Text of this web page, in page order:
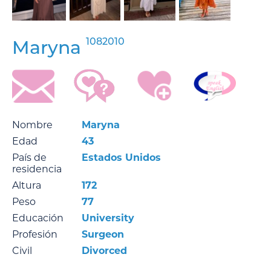
Maryna 1082010
Nombre
Maryna
Edad
43
País de
residencia
Estados Unidos
Altura
172
Peso
77
Educación
University
Profesión
Surgeon
Civil
Divorced